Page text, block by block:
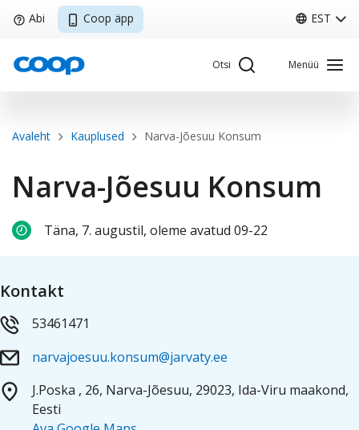
edasi
juurde
Abi Coop äpp EST
Otsi Menüü
Sisene Kliendiportaali
Coop Minu Coop
EST
Kauplused
Pank
Breadcrumb
Avaleht Kauplused Narva-Jõesuu Konsum
Narva-Jõesuu Konsum
Täna, 7. augustil, oleme avatud 09-22
Kontakt
53461471
narvajoesuu.konsum@jarvaty.ee
J.Poska , 26, Narva-Jõesuu, 29023, Ida-Viru maakond,
Eesti